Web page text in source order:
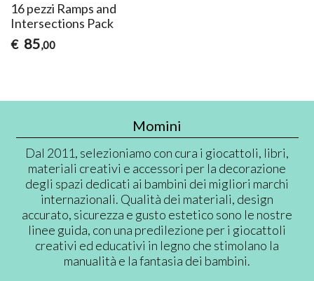
16 pezzi Ramps and
Intersections Pack
€ 85,00
Momini
Dal 2011, selezioniamo con cura i giocattoli, libri,
materiali creativi e accessori per la decorazione
degli spazi dedicati ai bambini dei migliori marchi
internazionali. Qualità dei materiali, design
accurato, sicurezza e gusto estetico sono le nostre
linee guida, con una predilezione per i giocattoli
creativi ed educativi in legno che stimolano la
manualità e la fantasia dei bambini.